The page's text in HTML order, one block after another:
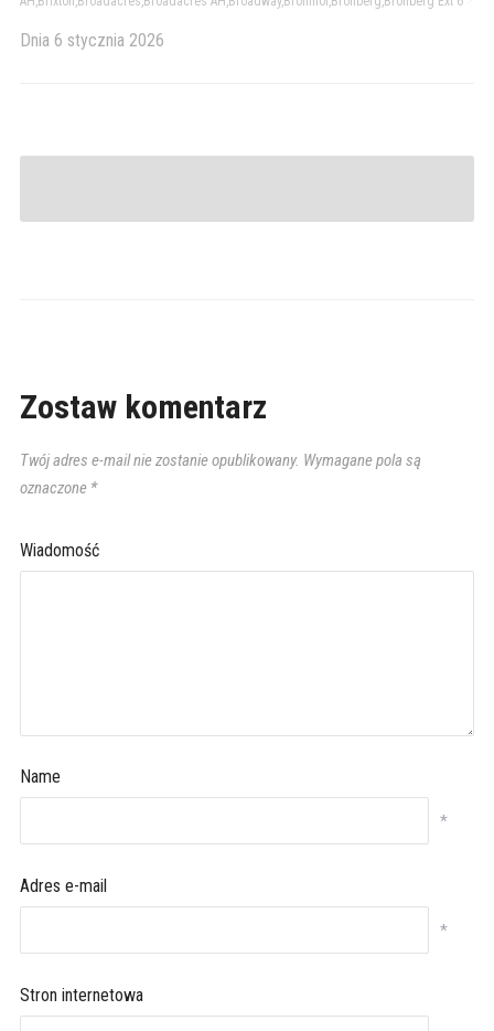
Dnia 6 stycznia 2026
Zostaw komentarz
Twój adres e-mail nie zostanie opublikowany. Wymagane pola są
oznaczone *
Wiadomość
Name
*
Adres e-mail
*
Stron internetowa